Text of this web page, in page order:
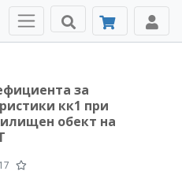
за
кк1 при
обект на